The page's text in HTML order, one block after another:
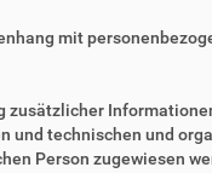
mit
zusätzlicher
und technischen und
Person zugewiesen